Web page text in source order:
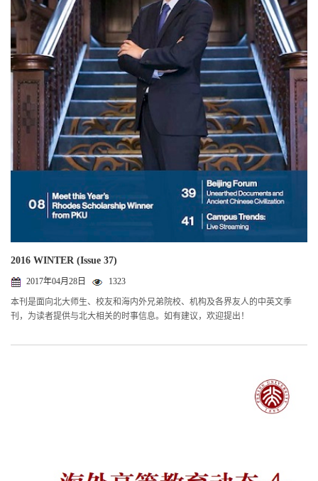
2016 WINTER (Issue 37)
2017年04月28日 1323
本刊是面向北大师生、校友和海内外兄弟院校、机构及各界友人的中英文季
刊，为读者提供与北大相关的时事信息。如有建议，欢迎提出！